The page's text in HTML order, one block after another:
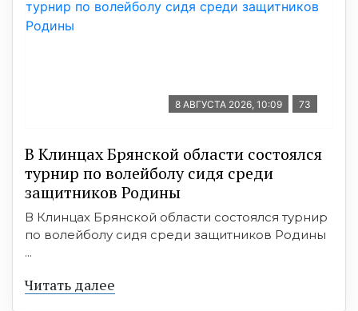
8 АВГУСТА 2026, 10:09 73
В Клинцах Брянской области состоялся
турнир по волейболу сидя среди
защитников Родины
В Клинцах Брянской области состоялся турнир
по волейболу сидя среди защитников Родины
...
Читать далее